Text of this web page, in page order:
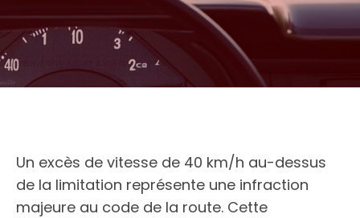
Un excès de vitesse de 40 km/h au-dessus
de la limitation représente une infraction
majeure au code de la route. Cette